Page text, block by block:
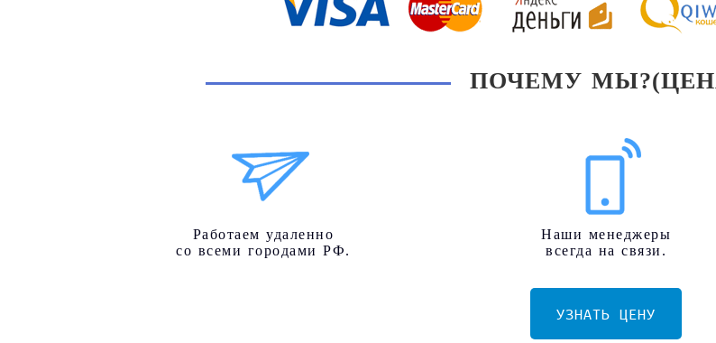
ПОЧЕМУ
Работаем удаленно
со всеми городами РФ.
Наши менеджеры
всегда на связи.
УЗНАТЬ ЦЕНУ